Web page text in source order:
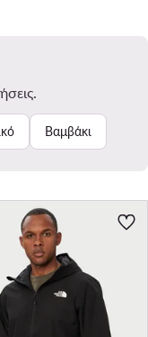
Βαμβάκι